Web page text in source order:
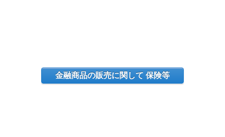
金融商品の販売に関して 保険等